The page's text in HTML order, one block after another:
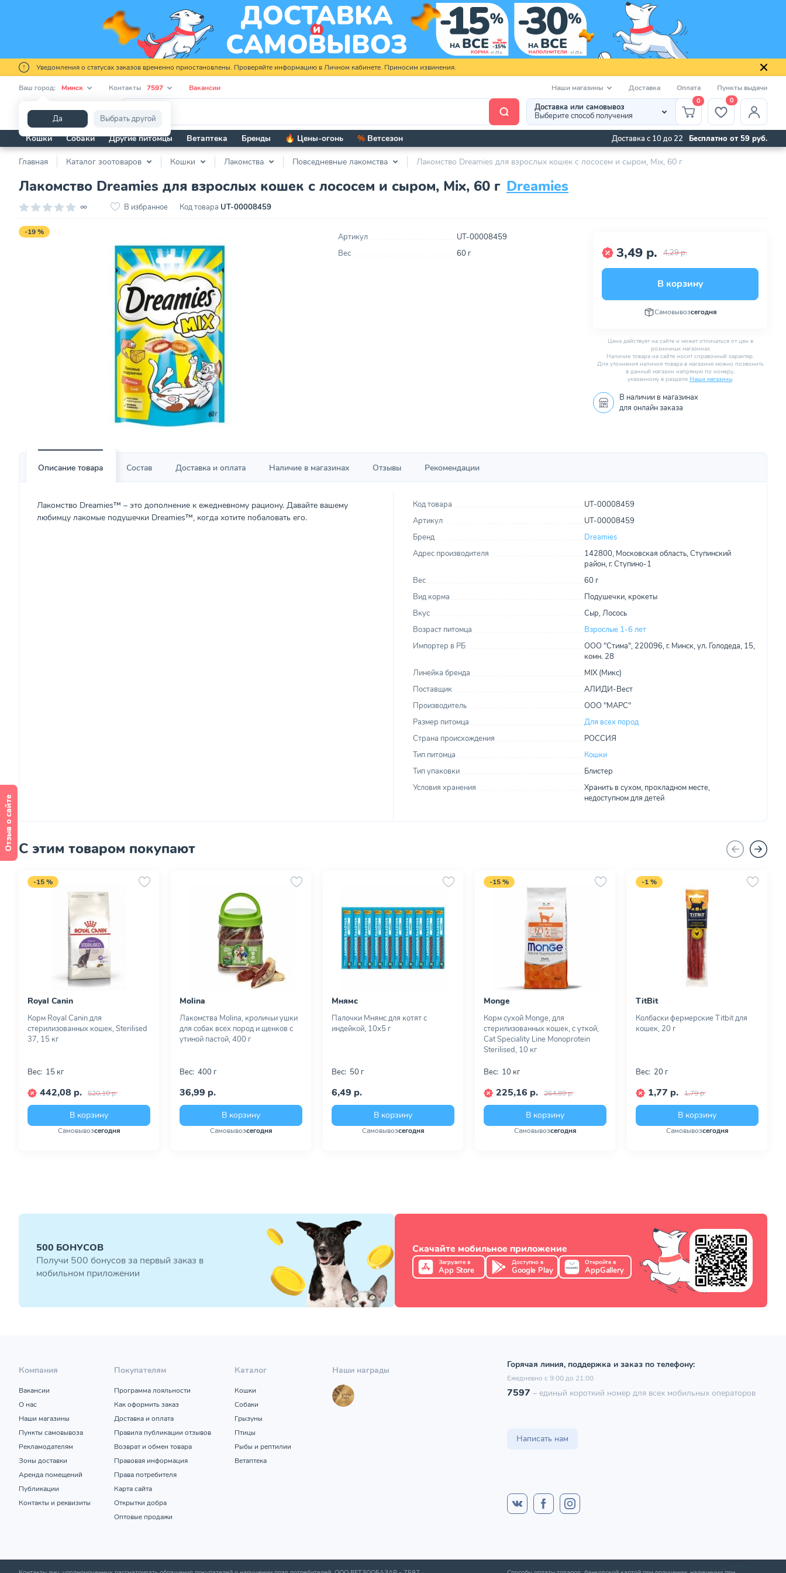
Уведомления о статусах заказов временно приостановлены. Проверяйте информацию в Личном кабинете. Приносим извинения.
Ваш город: Минск
Да Выбрать другой
Контакты 7597 Вакансии Наши магазины Доставка Оплата Пункты выдачи
Доставка или самовывоз
Выберите способ получения
0 0
Кошки Собаки Другие питомцы Ветаптека Бренды 🔥 Цены-огонь % Ветсезон Доставка с 10 до 22 Бесплатно от 59 руб.
Главная Каталог зоотоваров Кошки Лакомства Повседневные лакомства Лакомство Dreamies для взрослых кошек с лососем и сыром, Mix, 60 г
Лакомство Dreamies для взрослых кошек с лососем и сыром, Mix, 60 г Dreamies
∞ В избранное Код товара UT-00008459
-19 % Артикул
UT-00008459
Вес
60 г 3,49 р. 4,29 р.
В корзину
Самовывозсегодня
Цена действует на сайте и может отличаться от цен в
розничных магазинах
Наличие товара на сайте носит справочный характер.
Для уточнения наличия товара в магазине можно позвонить
в данный магазин напрямую по номеру,
указанному в разделе Наши магазины.
В наличии в магазинах
для онлайн заказа
Описание товара Состав Доставка и оплата Наличие в магазинах Отзывы Рекомендации
Лакомство Dreamies™ – это дополнение к ежедневному рациону. Давайте вашему
любимцу лакомые подушечки Dreamies™, когда хотите побаловать его.
Код товара
UT-00008459
Артикул
UT-00008459
Бренд
Dreamies
Адрес производителя
142800, Московская область, Ступинский
район, г. Ступино-1
Вес
60 г
Вид корма
Подушечки, крокеты
Вкус
Сыр, Лосось
Возраст питомца
Взрослые 1-6 лет
Импортер в РБ
ООО "Стима", 220096, г. Минск, ул. Голодеда, 15,
комн. 28
Линейка бренда
MIX (Микс)
Поставщик
АЛИДИ-Вест
Производитель
ООО "МАРС"
Размер питомца
Для всех пород
Страна происхождения
РОССИЯ
Тип питомца
Кошки
Тип упаковки
Блистер
Условия хранения
Хранить в сухом, прохладном месте,
недоступном для детей
С этим товаром покупают
-15 %
Royal Canin
Корм Royal Canin для
стерилизованных кошек, Sterilised
37, 15 кг
Вес: 15 кг
442,08 р. 520,10 р.
В корзину
Самовывозсегодня
Molina
Лакомства Molina, кроличьи ушки
для собак всех пород и щенков с
утиной пастой, 400 г
Вес: 400 г
36,99 р.
В корзину
Самовывозсегодня
Мнямс
Палочки Мнямс для котят с
индейкой, 10х5 г
Вес: 50 г
6,49 р.
В корзину
Самовывозсегодня
-15 %
Monge
Корм сухой Monge, для
стерилизованных кошек, с уткой,
Cat Speciality Line Monoprotein
Sterilised, 10 кг
Вес: 10 кг
225,16 р. 264,89 р.
В корзину
Самовывозсегодня
-1 %
TitBit
Колбаски фермерские Titbit для
кошек, 20 г
Вес: 20 г
1,77 р. 1,79 р.
В корзину
Самовывозсегодня
500 БОНУСОВ
Получи 500 бонусов за первый заказ в
мобильном приложении
Скачайте мобильное приложение
Загрузите в
App Store
Доступно в
Google Play
Откройте в
AppGallery
Горячая линия, поддержка и заказ по телефону:
Ежедневно с 9:00 до 21:00
7597 – единый короткий номер для всех мобильных операторов
Написать нам
Компания
Вакансии
О нас
Наши магазины
Пункты самовывоза
Рекламодателям
Зоны доставки
Аренда помещений
Публикации
Контакты и реквизиты
Покупателям
Программа лояльности
Как оформить заказ
Доставка и оплата
Правила публикации отзывов
Возврат и обмен товара
Правовая информация
Права потребителя
Карта сайта
Открытки добра
Оптовые продажи
Каталог
Кошки
Собаки
Грызуны
Птицы
Рыбы и рептилии
Ветаптека
Наши награды
Отзыв о сайте